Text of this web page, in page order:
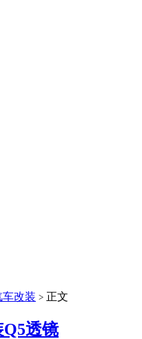
车改装 > 正文
透镜